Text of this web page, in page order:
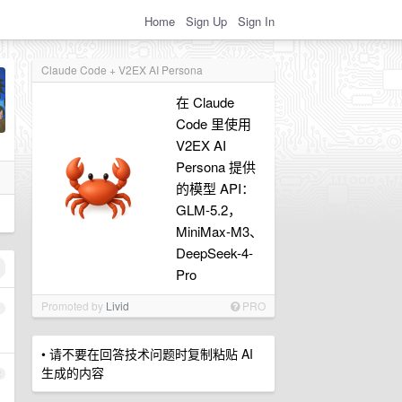
Home Sign Up Sign In
Claude Code + V2EX AI Persona
在 Claude
Code 里使用
V2EX AI
Persona 提供
的模型 API：
GLM-5.2，
MiniMax-M3、
DeepSeek-4-
Pro
Promoted by Livid PRO
• 请不要在回答技术问题时复制粘贴 AI
生成的内容